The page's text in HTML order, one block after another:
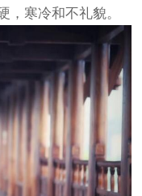
，寒冷和不礼貌。